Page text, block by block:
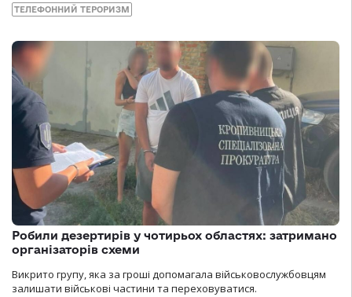
ТЕЛЕФОННИЙ ТЕРОРИЗМ
Робили дезертирів у чотирьох областях: затримано
організаторів схеми
Викрито групу, яка за гроші допомагала військовослужбовцям
залишати військові частини та переховуватися.